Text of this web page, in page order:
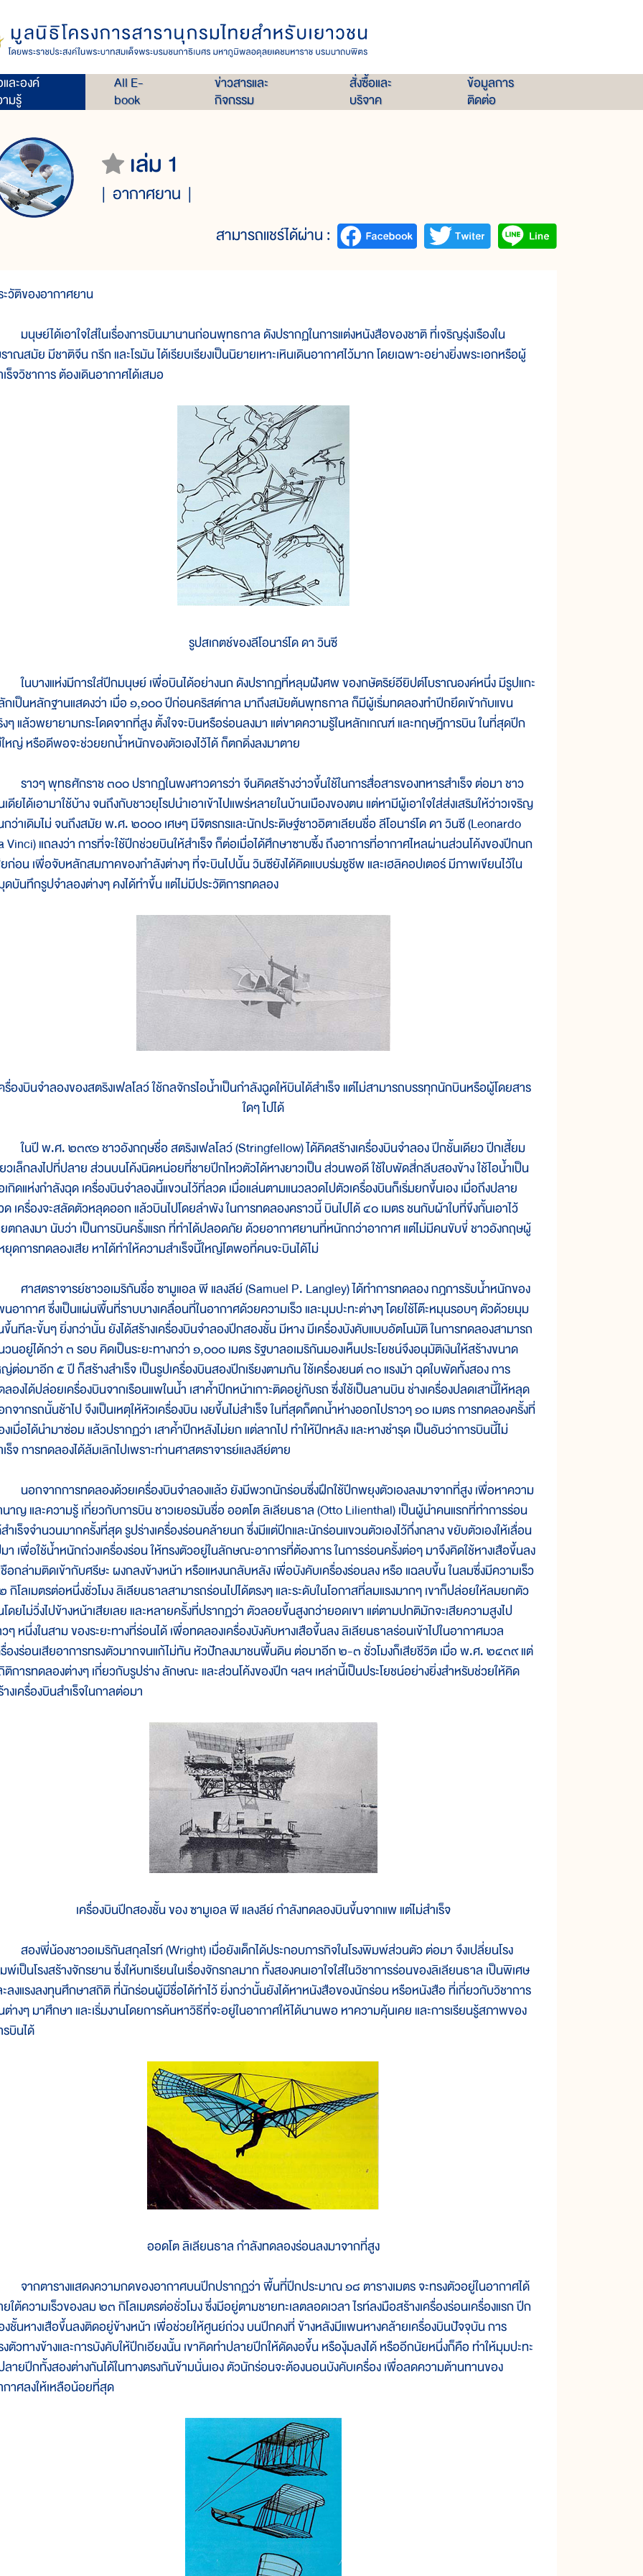
ละองค์
มรู้
All E-
book
ข่าวสารและ
กิจกรรม
สั่งซื้อและ
บริจาค
ข้อมูลการ
ติดต่อ
เล่ม 1
อากาศยาน
สามารถแชร์ได้ผ่าน :
ะวัติของอากาศยาน
มนุษย์ได้เอาใจใส่ในเรื่องการบินมานานก่อนพุทธกาล ดังปรากฏในการแต่งหนังสือของชาติ ที่เจริญรุ่งเรืองใน
าณสมัย มีชาติจีน กรีก และโรมัน ได้เรียบเรียงเป็นนิยายเหาะเหินเดินอากาศไว้มาก โดยเฉพาะอย่างยิ่งพระเอกหรือผู้
ร็จวิชาการ ต้องเดินอากาศได้เสมอ
รูปสเกตช์ของลีโอนาร์โด ดา วินซี
ในบางแห่งมีการใส่ปีกมนุษย์ เพื่อบินได้อย่างนก ดังปรากฏที่หลุมฝังศพ ของกษัตริย์อียิปต์โบราณองค์หนึ่ง มีรูปแกะ
กเป็นหลักฐานแสดงว่า เมื่อ ๑,๑๐๐ ปีก่อนคริสต์กาล มาถึงสมัยต้นพุทธกาล ก็มีผู้เริ่มทดลองทำปีกยึดเข้ากับแขน
งๆ แล้วพยายามกระโดดจากที่สูง ตั้งใจจะบินหรือร่อนลงมา แต่ขาดความรู้ในหลักเกณฑ์ และทฤษฎีการบิน ในที่สุดปีก
หญ่ หรือดีพอจะช่วยยกน้ำหนักของตัวเองไว้ได้ ก็ตกดิ่งลงมาตาย
ราวๆ พุทธศักราช ๓๐๐ ปรากฏในพงศาวดารว่า จีนคิดสร้างว่าวขึ้นใช้ในการสื่อสารของทหารสำเร็จ ต่อมา ชาว
ดียได้เอามาใช้บ้าง จนถึงกับชาวยุโรปนำเอาเข้าไปแพร่หลายในบ้านเมืองของตน แต่หามีผู้เอาใจใส่ส่งเสริมให้ว่าวเจริญ
ว่าเดิมไม่ จนถึงสมัย พ.ศ. ๒๐๐๐ เศษๆ มีจิตรกรและนักประดิษฐ์ชาวอิตาเลียนชื่อ ลีโอนาร์โด ดา วินซี (Leonardo
Vinci) แถลงว่า การที่จะใช้ปีกช่วยบินให้สำเร็จ ก็ต่อเมื่อได้ศึกษาซาบซึ้ง ถึงอาการที่อากาศไหลผ่านส่วนโค้งของปีกนก
ยก่อน เพื่อจับหลักสมภาคของกำลังต่างๆ ที่จะบินไปนั้น วินซียังได้คิดแบบร่มชูชีพ และเฮลิคอปเตอร์ มีภาพเขียนไว้ใน
บันทึกรูปจำลองต่างๆ คงได้ทำขึ้น แต่ไม่มีประวัติการทดลอง
รื่องบินจำลองของสตริงเฟลโลว์ ใช้กลจักรไอน้ำเป็นกำลังฉูดให้บินได้สำเร็จ แต่ไม่สามารถบรรทุกนักบินหรือผู้โดยสาร
ใดๆ ไปได้
ในปี พ.ศ. ๒๓๙๑ ชาวอังกฤษชื่อ สตริงเฟลโลว์ (Stringfellow) ได้คิดสร้างเครื่องบินจำลอง ปีกชั้นเดียว ปีกเสี้ยม
ยวเล็กลงไปที่ปลาย ส่วนบนโค้งนิดหน่อยที่ชายปีกไหวตัวได้หางยาวเป็น ส่วนพอดี ใช้ใบพัดสี่กลีบสองข้าง ใช้ไอน้ำเป็น
เกิดแห่งกำลังฉุด เครื่องบินจำลองนี้แขวนไว้ที่ลวด เมื่อแล่นตามแนวลวดไปตัวเครื่องบินก็เริ่มยกขึ้นเอง เมื่อถึงปลาย
เครื่องจะสลัดตัวหลุดออก แล้วบินไปโดยลำพัง ในการทดลองคราวนี้ บินไปได้ ๔๐ เมตร ชนกับผ้าใบที่ขึงกั้นเอาไว้
ยตกลงมา นับว่า เป็นการบินครั้งแรก ที่ทำได้ปลอดภัย ด้วยอากาศยานที่หนักกว่าอากาศ แต่ไม่มีคนขับขี่ ชาวอังกฤษผู้
ดการทดลองเสีย หาได้ทำให้ความสำเร็จนี้ใหญ่โตพอที่คนจะบินได้ไม่
ศาสตราจารย์ชาวอเมริกันชื่อ ซามูแอล พี แลงลีย์ (Samuel P. Langley) ได้ทำการทดลอง กฎการรับน้ำหนักของ
นอากาศ ซึ่งเป็นแผ่นพื้นที่ราบบางเคลื่อนที่ในอากาศด้วยความเร็ว และมุมปะทะต่างๆ โดยใช้โต๊ะหมุนรอบๆ ตัวด้วยมุม
นทีละขั้นๆ ยิ่งกว่านั้น ยังได้สร้างเครื่องบินจำลองปีกสองชั้น มีหาง มีเครื่องบังคับแบบอัตโนมัติ ในการทดลองสามารถ
นอยู่ได้กว่า ๓ รอบ คิดเป็นระยะทางกว่า ๑,๐๐๐ เมตร รัฐบาลอเมริกันมองเห็นประโยชน์จึงอนุมัติเงินให้สร้างขนาด
ต่อมาอีก ๕ ปี ก็สร้างสำเร็จ เป็นรูปเครื่องบินสองปีกเรียงตามกัน ใช้เครื่องยนต์ ๓๐ แรงม้า ฉุดใบพัดทั้งสอง การ
ลองได้ปล่อยเครื่องบินจากเรือนแพในน้ำ เสาค้ำปีกหน้าเกาะติดอยู่กับรถ ซึ่งใช้เป็นลานบิน ช่างเครื่องปลดเสานี้ให้หลุด
จากรถนั้นช้าไป จึงเป็นเหตุให้หัวเครื่องบิน เงยขึ้นไม่สำเร็จ ในที่สุดก็ตกน้ำห่างออกไปราวๆ ๑๐ เมตร การทดลองครั้งที่
เมื่อได้นำมาซ่อม แล้วปรากฏว่า เสาค้ำปีกหลังไม่ยก แต่ลากไป ทำให้ปีกหลัง และหางชำรุด เป็นอันว่าการบินนี้ไม่
ร็จ การทดลองได้ล้มเลิกไปเพราะท่านศาสตราจารย์แลงลีย์ตาย
นอกจากการทดลองด้วยเครื่องบินจำลองแล้ว ยังมีพวกนักร่อนซึ่งฝึกใช้ปีกพยุงตัวเองลงมาจากที่สูง เพื่อหาความ
าญ และความรู้ เกี่ยวกับการบิน ชาวเยอรมันชื่อ ออตโต ลิเลียนธาล (Otto Lilienthal) เป็นผู้นำคนแรกที่ทำการร่อน
ำเร็จจำนวนมากครั้งที่สุด รูปร่างเครื่องร่อนคล้ายนก ซึ่งมีแต่ปีกและนักร่อนแขวนตัวเองไว้กึ่งกลาง ขยับตัวเองให้เลื่อน
า เพื่อใช้น้ำหนักถ่วงเครื่องร่อน ให้ทรงตัวอยู่ในลักษณะอาการที่ต้องการ ในการร่อนครั้งต่อๆ มาจึงคิดใช้หางเสือขึ้นลง
อกล่ามติดเข้ากับศรีษะ ผงกลงข้างหน้า หรือแหงนกลับหลัง เพื่อบังคับเครื่องร่อนลง หรือ แฉลบขึ้น ในลมซึ่งมีความเร็ว
กิโลเมตรต่อหนึ่งชั่วโมง ลิเลียนธาลสามารถร่อนไปได้ตรงๆ และระดับในโอกาสที่ลมแรงมากๆ เขาก็ปล่อยให้ลมยกตัว
ดยไม่วิ่งไปข้างหน้าเสียเลย และหลายครั้งที่ปรากฏว่า ตัวลอยขึ้นสูงกว่ายอดเขา แต่ตามปกติมักจะเสียความสูงไป
ๆ หนึ่งในสาม ของระยะทางที่ร่อนได้ เพื่อทดลองเครื่องบังคับหางเสือขึ้นลง ลิเลียนธาลร่อนเข้าไปในอากาศมวล
รื่องร่อนเสียอาการทรงตัวมากจนแก้ไม่ทัน หัวปักลงมาชนพื้นดิน ต่อมาอีก ๒-๓ ชั่วโมงก็เสียชีวิต เมื่อ พ.ศ. ๒๔๓๙ แต่
การทดลองต่างๆ เกี่ยวกับรูปร่าง ลักษณะ และส่วนโค้งของปีก ฯลฯ เหล่านี้เป็นประโยชน์อย่างยิ่งสำหรับช่วยให้คิด
งเครื่องบินสำเร็จในกาลต่อมา
เครื่องบินปีกสองชั้น ของ ซามูเอล พี แลงลีย์ กำลังทดลองบินขึ้นจากแพ แต่ไม่สำเร็จ
สองพี่น้องชาวอเมริกันสกุลไรท์ (Wright) เมื่อยังเด็กได้ประกอบภารกิจในโรงพิมพ์ส่วนตัว ต่อมา จึงเปลี่ยนโรง
เป็นโรงสร้างจักรยาน ซึ่งให้บทเรียนในเรื่องจักรกลมาก ทั้งสองคนเอาใจใส่ในวิชาการร่อนของลิเลียนธาล เป็นพิเศษ
ะลงแรงลงทุนศึกษาสถิติ ที่นักร่อนผู้มีชื่อได้ทำไว้ ยิ่งกว่านั้นยังได้หาหนังสือของนักร่อน หรือหนังสือ ที่เกี่ยวกับวิชาการ
างๆ มาศึกษา และเริ่มงานโดยการค้นหาวิธีที่จะอยู่ในอากาศให้ได้นานพอ หาความคุ้นเคย และการเรียนรู้สภาพของ
บินได้
ออดโต ลิเลียนธาล กำลังทดลองร่อนลงมาจากที่สูง
จากตารางแสดงความกดของอากาศบนปีกปรากฏว่า พื้นที่ปีกประมาณ ๑๘ ตารางเมตร จะทรงตัวอยู่ในอากาศได้
ใต้ความเร็วของลม ๒๓ กิโลเมตรต่อชั่วโมง ซึ่งมีอยู่ตามชายทะเลตลอดเวลา ไรท์ลงมือสร้างเครื่องร่อนเครื่องแรก ปีก
ชั้นหางเสือขึ้นลงติดอยู่ข้างหน้า เพื่อช่วยให้ศูนย์ถ่วง บนปีกคงที่ ข้างหลังมีแพนหางคล้ายเครื่องบินปัจจุบัน การ
งตัวทางข้างและการบังคับให้ปีกเอียงนั้น เขาคิดทำปลายปีกให้ดัดงอขึ้น หรืองุ้มลงได้ หรืออีกนัยหนึ่งก็คือ ทำให้มุมปะทะ
ายปีกทั้งสองต่างกันได้ในทางตรงกันข้ามนั่นเอง ตัวนักร่อนจะต้องนอนบังคับเครื่อง เพื่อลดความต้านทานของ
าศลงให้เหลือน้อยที่สุด